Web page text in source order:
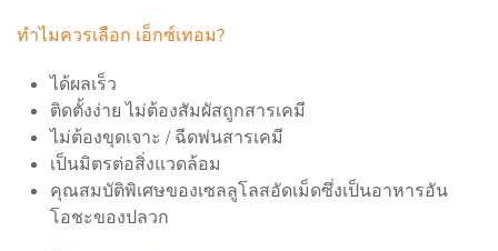
ทำไมควรเลือก เอ็กซ์เทอม?
ได้ผลเร็ว
ติดตั้งง่าย ไม่ต้องสัมผัสถูกสารเคมี
ไม่ต้องขุดเจาะ / ฉีดพ่นสารเคมี
เป็นมิตรต่อสิ่งแวดล้อม
คุณสมบัติพิเศษของเซลลูโลสอัดเม็ดซึ่งเป็นอาหารอัน
โอชะของปลวก